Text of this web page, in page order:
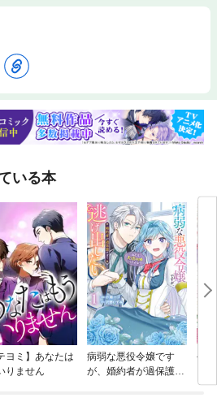
いる本
ヨミ】あなたは
りません
病弱な悪役令嬢です
が、婚約者が過保護す
公